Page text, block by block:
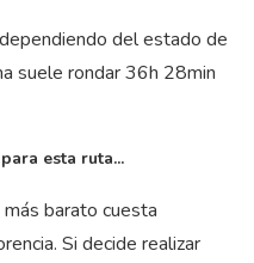
del estado de
suele rondar 36h 28min
esta ruta...
barato cuesta
Si decide realizar